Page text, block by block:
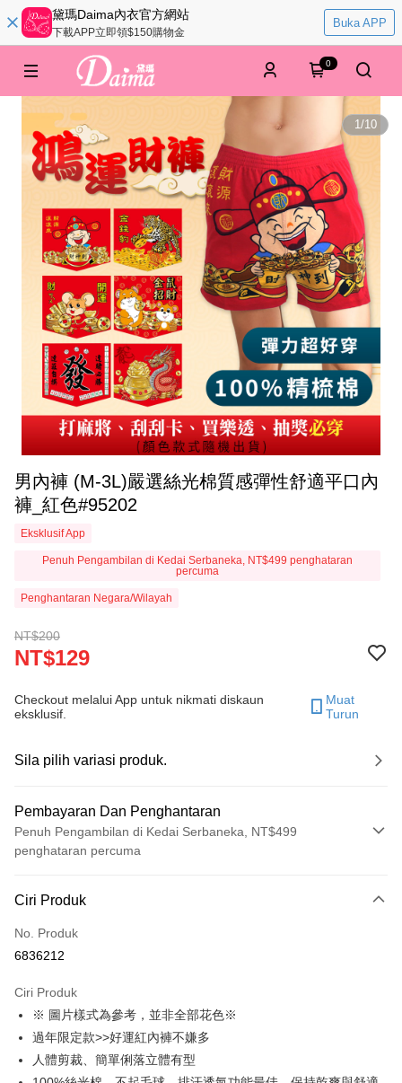
黛瑪Daima內衣官方網站
下載APP立即領$150購物金
Buka APP
0
1/10
男內褲 (M-3L)嚴選絲光棉質感彈性舒適平口內
褲_紅色#95202
Eksklusif App
Penuh Pengambilan di Kedai Serbaneka, NT$499 penghataran
percuma
Penghantaran Negara/Wilayah
NT$200
NT$129
Checkout melalui App untuk nikmati diskaun
eksklusif.
Muat
Turun
Sila pilih variasi produk.
Pembayaran Dan Penghantaran
Penuh Pengambilan di Kedai Serbaneka, NT$499
penghataran percuma
Kad Kredit (Bayaran Penuh)
Pengambilan di Kedai Serbaneka
Apple Pay
JKOPAY
Ciri Produk
No. Produk
6836212
Ciri Produk
※ 圖片樣式為參考，並非全部花色※
過年限定款>>好運紅內褲不嫌多
人體剪裁、簡單俐落立體有型